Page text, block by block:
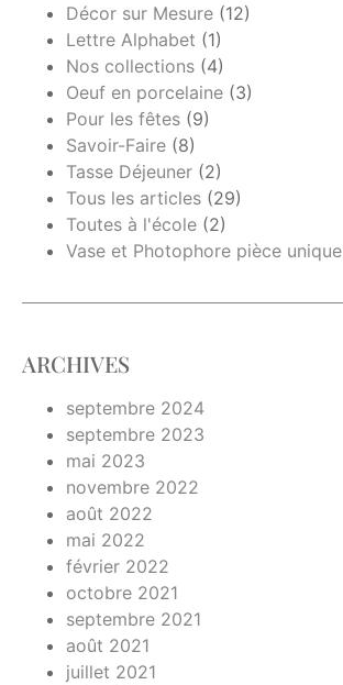
Décor sur Mesure (12)
Lettre Alphabet (1)
Nos collections (4)
Oeuf en porcelaine (3)
Pour les fêtes (9)
Savoir-Faire (8)
Tasse Déjeuner (2)
Tous les articles (29)
Toutes à l'école (2)
Vase et Photophore pièce unique
ARCHIVES
septembre 2024
septembre 2023
mai 2023
novembre 2022
août 2022
mai 2022
février 2022
octobre 2021
septembre 2021
août 2021
juillet 2021